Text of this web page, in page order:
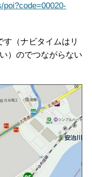
（ナビタイムはリ
）のでつながらない